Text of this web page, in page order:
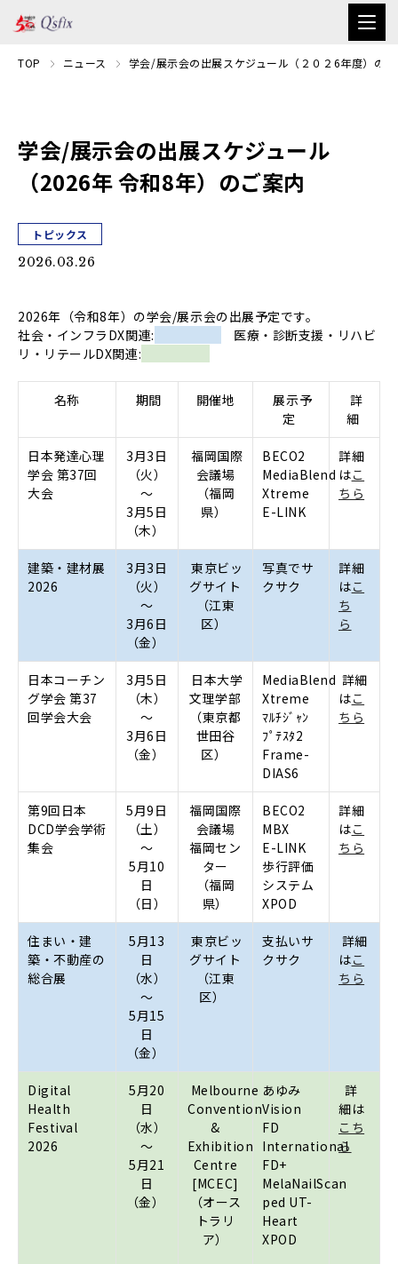
TOP ニュース 学会/展示会の出展スケジュール（２０２6年度）の
学会/展示会の出展スケジュール
（2026年 令和8年）のご案内
トピックス
2026.03.26
2026年（令和8年）の学会/展示会の出展予定です。
社会・インフラDX関連:
医療・診断支援・リハビ
リ・リテールDX関連:
名称 期間 開催地
展示予
定
詳
細
日本発達心理
学会 第37回
大会
3月3日
（火）
～
3月5日
（木）
福岡国際
会議場
（福岡
県）
BECO2
MediaBlend
Xtreme
E-LINK
詳細
はこ
ちら
建築・建材展
2026
3月3日
（火）
～
3月6日
（金）
東京ビッ
グサイト
（江東
区）
写真でサ
クサク
詳細
はこ
ち
ら
日本コーチン
グ学会 第37
回学会大会
3月5日
（木）
～
3月6日
（金）
日本大学
文理学部
（東京都
世田谷
区）
MediaBlend
Xtreme
ﾏﾙﾁｼﾞｬﾝ
ﾌﾟﾃｽﾀ2
Frame-
DIAS6
詳細
はこ
ちら
第9回日本
DCD学会学術
集会
5月9日
（土）
～
5月10
日
（日）
福岡国際
会議場
福岡セン
ター
（福岡
県）
BECO2
MBX
E-LINK
歩行評価
システム
XPOD
詳細
はこ
ちら
住まい・建
築・不動産の
総合展
5月13
日
（水）
～
5月15
日
（金）
東京ビッ
グサイト
（江東
区）
支払いサ
クサク
詳細
はこ
ちら
Digital
Health
Festival
2026
5月20
日
（水）
～
5月21
日
（金）
Melbourne
Convention
&
Exhibition
Centre
[MCEC]
（オース
トラリ
ア）
あゆみ
Vision
FD
International
FD+
MelaNailScan
ped UT-
Heart
XPOD
詳
細は
こち
ら